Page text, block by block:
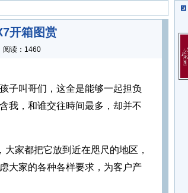
开箱图赏
阅读：1460
子叫哥们，这全是能够一起担负
我，和谁交往時间最多，却并不
家都把它放到近在咫尺的地区，
大家的各种各样要求，为客户产